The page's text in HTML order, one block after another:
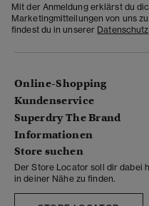
Mit der Anmeldung erklärst du
Marketingmitteilungen von uns
findest du in unserer Datenschutz
Online-Shopping
Kundenservice
Superdry The Brand
Informationen
Store suchen
Der Store Locator soll dir dabei
in deiner Nähe zu finden.